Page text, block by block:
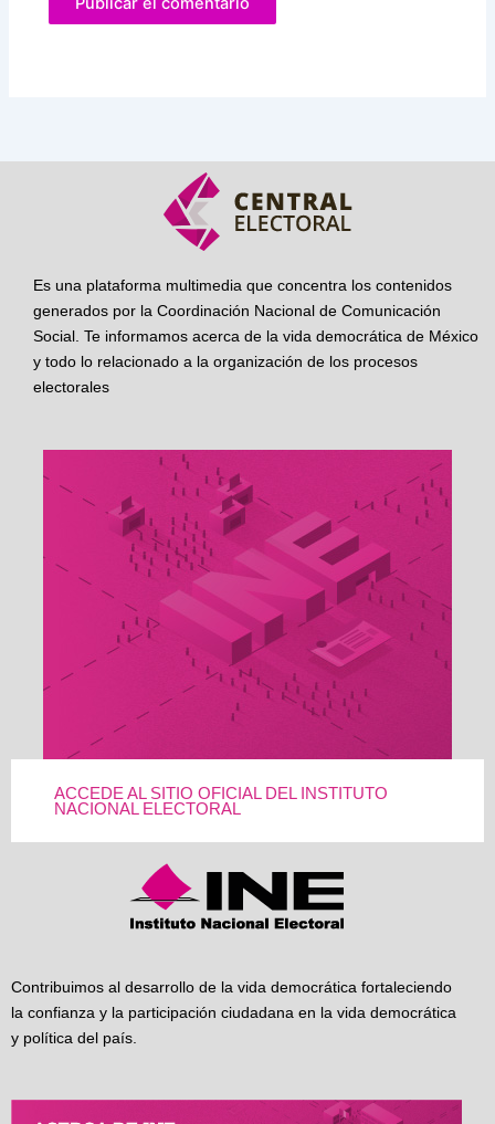
Es una plataforma multimedia que concentra los contenidos
generados por la Coordinación Nacional de Comunicación
Social. Te informamos acerca de la vida democrática de México
y todo lo relacionado a la organización de los procesos
electorales
ACCEDE AL SITIO OFICIAL DEL INSTITUTO
NACIONAL ELECTORAL
Contribuimos al desarrollo de la vida democrática fortaleciendo
la confianza y la participación ciudadana en la vida democrática
y política del país.